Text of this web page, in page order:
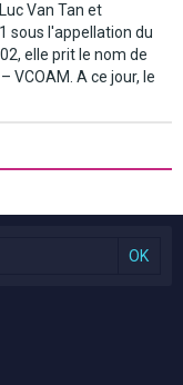
Van Tan et
sous l'appellation du
elle prit le nom de
VCOAM. A ce jour, le